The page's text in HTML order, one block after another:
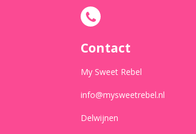
e
b
o
k
a
Contact
My Sweet Rebel
info@mysweetrebel.nl
Delwijnen